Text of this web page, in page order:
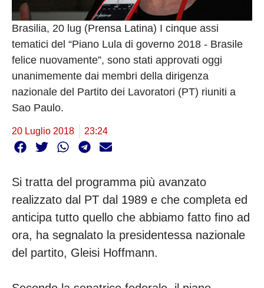
Brasilia, 20 lug (Prensa Latina) I cinque assi
tematici del “Piano Lula di governo 2018 - Brasile
felice nuovamente”, sono stati approvati oggi
unanimemente dai membri della dirigenza
nazionale del Partito dei Lavoratori (PT) riuniti a
Sao Paulo.
20 Luglio 2018 23:24
Si tratta del programma più avanzato
realizzato dal PT dal 1989 e che completa ed
anticipa tutto quello che abbiamo fatto fino ad
ora, ha segnalato la presidentessa nazionale
del partito, Gleisi Hoffmann.